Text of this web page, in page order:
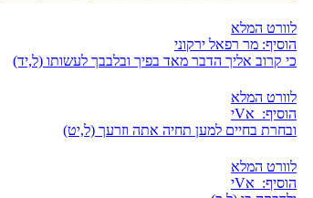
לוורט המלא
הוסיף: מר רפאל ירקוני
כי קרוב אליך הדבר מאד בפיך ובלבבך לעשותו (ל,יד)
לוורט המלא
הוסיף: אVי
ובחרת בחיים למען תחיה אתה וזרעך (ל,יט)
לוורט המלא
הוסיף: אVי